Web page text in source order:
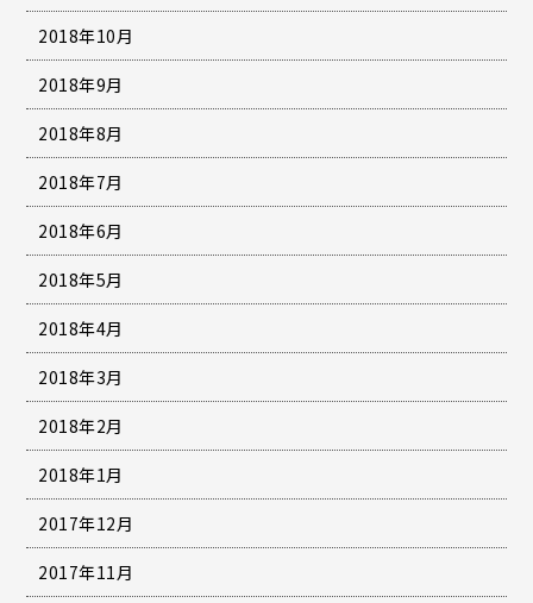
2018年10月
2018年9月
2018年8月
2018年7月
2018年6月
2018年5月
2018年4月
2018年3月
2018年2月
2018年1月
2017年12月
2017年11月